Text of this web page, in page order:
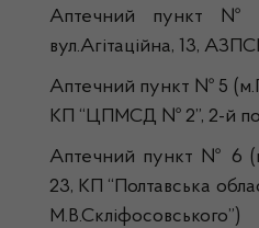
Аптечний пункт №
вул.Агітаційна, 13,
Аптечний пункт № 5
КП “ЦПМСД № 2”, 2-й
Аптечний пункт № 6
23, КП “Полтавська
М.В.Скліфосовського”)